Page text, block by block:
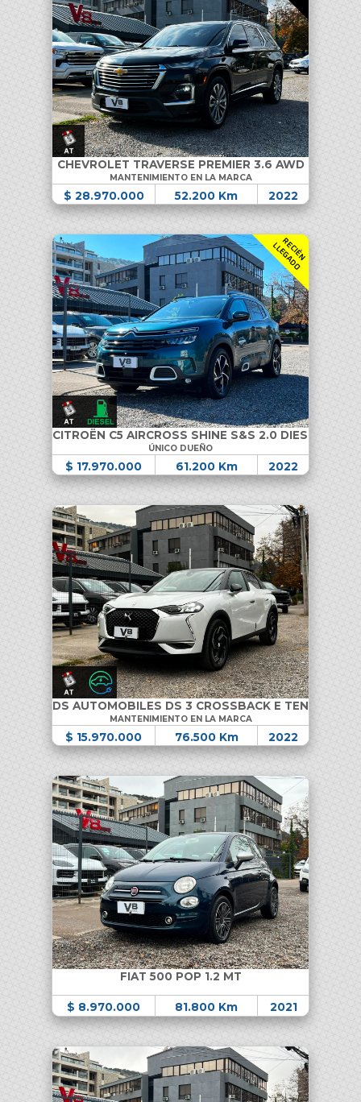
CHEVROLET TRAVERSE PREMIER 3.6 AWD
MANTENIMIENTO EN LA MARCA
$ 28.970.000 52.200 Km 2022
R
E
C
I
É
N
L
L
E
G
A
D
O
CITROËN C5 AIRCROSS SHINE S&S 2.0 DIESEL
ÚNICO DUEÑO
$ 17.970.000 61.200 Km 2022
DS AUTOMOBILES DS 3 CROSSBACK E TENSE
MANTENIMIENTO EN LA MARCA
$ 15.970.000 76.500 Km 2022
FIAT 500 POP 1.2 MT
$ 8.970.000 81.800 Km 2021